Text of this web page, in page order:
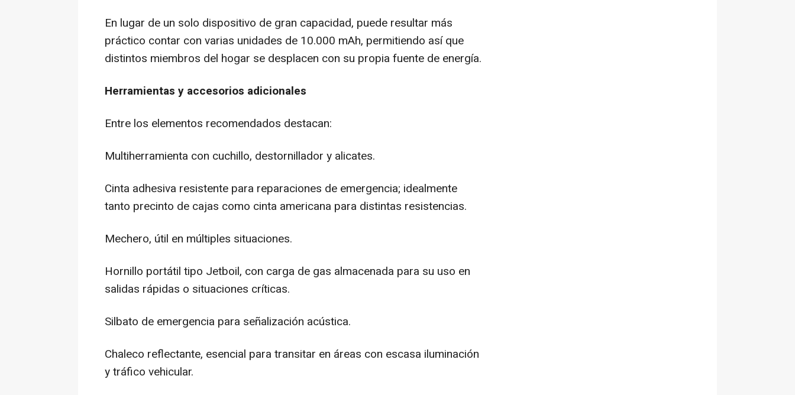
En lugar de un solo dispositivo de gran capacidad, puede resultar más
práctico contar con varias unidades de 10.000 mAh, permitiendo así que
distintos miembros del hogar se desplacen con su propia fuente de energía.
Herramientas y accesorios adicionales
Entre los elementos recomendados destacan:
Multiherramienta con cuchillo, destornillador y alicates.
Cinta adhesiva resistente para reparaciones de emergencia; idealmente
tanto precinto de cajas como cinta americana para distintas resistencias.
Mechero, útil en múltiples situaciones.
Hornillo portátil tipo Jetboil, con carga de gas almacenada para su uso en
salidas rápidas o situaciones críticas.
Silbato de emergencia para señalización acústica.
Chaleco reflectante, esencial para transitar en áreas con escasa iluminación
y tráfico vehicular.